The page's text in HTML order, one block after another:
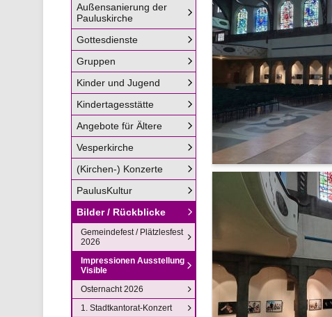
Außensanierung der
Pauluskirche
Gottesdienste
Gruppen
Kinder und Jugend
Kindertagesstätte
Angebote für Ältere
Vesperkirche
(Kirchen-) Konzerte
PaulusKultur
Bilder / Rückblicke
Gemeindefest / Plätzlesfest
2026
Impressionen Ausstellung
Visible
Osternacht 2026
1. Stadtkantorat-Konzert